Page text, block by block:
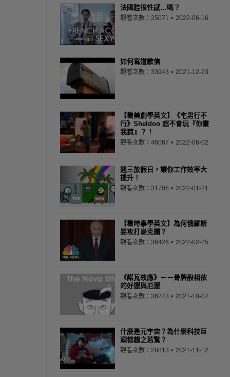
法國腔很性感…嗎？
觀看次數：25071 2022-06-16
如何寫道歉信
觀看次數：33943 2021-12-23
【看美劇學英文】《宅男行不
行》Sheldon 超不會玩『你畫
我猜』？！
觀看次數：46087 2022-06-02
週三放假日，讓你工作效率大
提升！
觀看次數：31705 2022-01-21
【看時事學英文】為何俄羅斯
要攻打烏克蘭？
觀看次數：36426 2022-02-25
《諾瓦效應》－－骨牌般相依
的好運與厄運
觀看次數：36243 2021-10-07
什麼是元宇宙？為什麼科技巨
頭都趨之若鶩？
觀看次數：28813 2021-11-12